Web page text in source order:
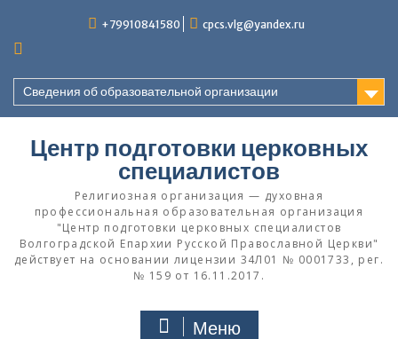
содержимому
+79910841580 cpcs.vlg@yandex.ru
Сведения об образовательной организации
Центр подготовки церковных
специалистов
Религиозная организация — духовная
профессиональная образовательная организация
"Центр подготовки церковных специалистов
Волгоградской Eпархии Русской Православной Церкви"
действует на основании лицензии 34Л01 № 0001733, рег.
№ 159 от 16.11.2017.
Меню